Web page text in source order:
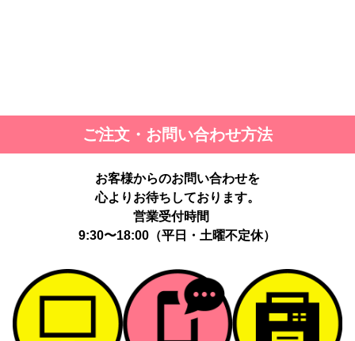
ご注文・お問い合わせ方法
お客様からのお問い合わせを
心よりお待ちしております。
営業受付時間
9:30〜18:00（平日・土曜不定休）